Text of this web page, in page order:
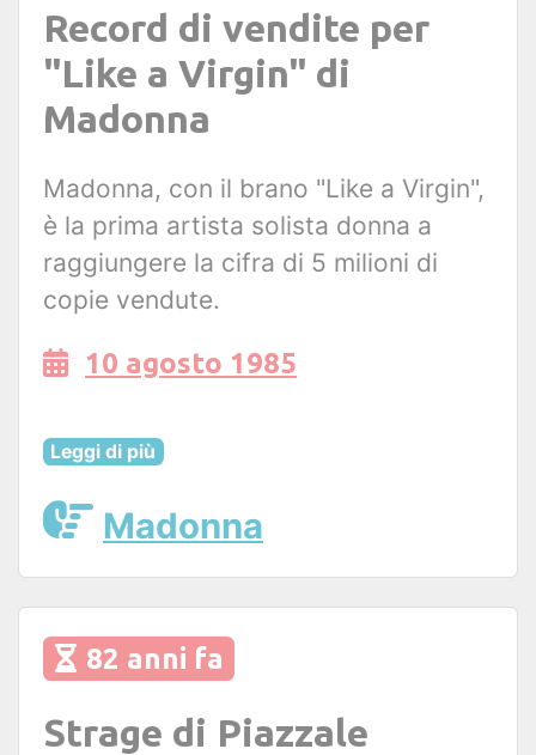
Record di vendite per
"Like a Virgin" di
Madonna
Madonna, con il brano "Like a Virgin",
è la prima artista solista donna a
raggiungere la cifra di 5 milioni di
copie vendute.
10 agosto 1985
Leggi di più
Madonna
82 anni fa
Strage di Piazzale